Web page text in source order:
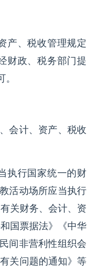
产、税收管理规定
财政、税务部门提
会计、资产、税收
执行国家统一的财
活动场所应当执行
关财务、会计、资
国票据法》《中华
间非营利性组织会
关问题的通知》等